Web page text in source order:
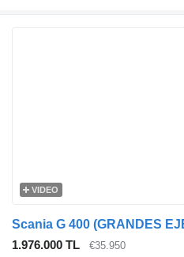
VIDEO
1.976.000 TL €35.950